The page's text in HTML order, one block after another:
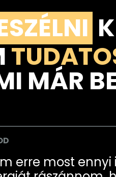
MÁR
erre most ennyi